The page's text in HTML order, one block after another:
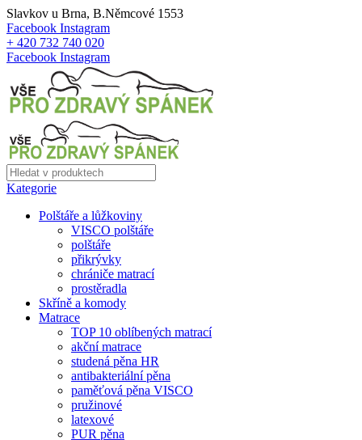
Slavkov u Brna, B.Němcové 1553
Facebook Instagram
+ 420 732 740 020
Facebook Instagram
Kategorie
Polštáře a lůžkoviny
VISCO polštáře
polštáře
přikrývky
chrániče matrací
prostěradla
Skříně a komody
Matrace
TOP 10 oblíbených matrací
akční matrace
studená pěna HR
antibakteriální pěna
paměťová pěna VISCO
pružinové
latexové
PUR pěna